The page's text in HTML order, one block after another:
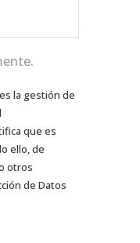
la gestión de
que es
ello, de
otros
de Datos